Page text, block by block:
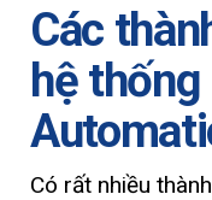
Các
hệ
Có rất nhiều